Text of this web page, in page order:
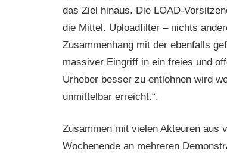
das Ziel hinaus. Die LOAD-
die Mittel. Uploadfilter – nichts
Zusammenhang mit der ebenfalls
massiver Eingriff in ein freies und
Urheber besser zu entlohnen wird
unmittelbar erreicht.“.
Zusammen mit vielen Akteuren aus
Wochenende an mehreren